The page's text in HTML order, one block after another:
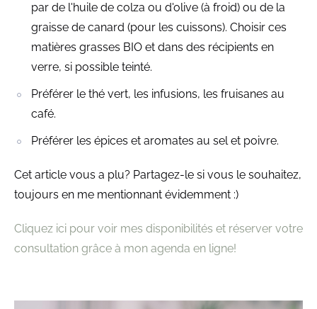
par de l'huile de colza ou d'olive (à froid) ou de la
graisse de canard (pour les cuissons). Choisir ces
matières grasses BIO et dans des récipients en
verre, si possible teinté.
Préférer le thé vert, les infusions, les fruisanes au
café.
Préférer les épices et aromates au sel et poivre.
Cet article vous a plu? Partagez-le si vous le souhaitez,
toujours en me mentionnant évidemment :)
Cliquez ici pour voir mes disponibilités et réserver votre
consultation grâce à mon agenda en ligne!